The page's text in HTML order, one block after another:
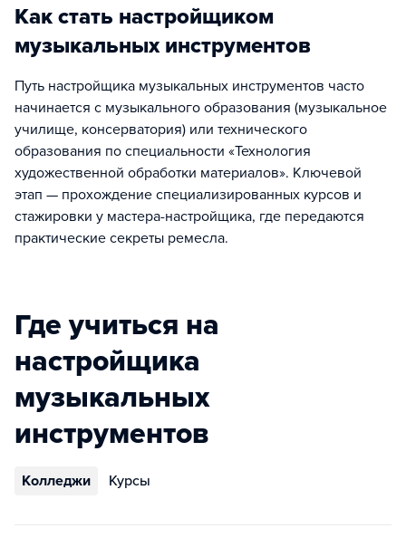
Как стать настройщиком
музыкальных инструментов
Путь настройщика музыкальных инструментов часто
начинается с музыкального образования (музыкальное
училище, консерватория) или технического
образования по специальности «Технология
художественной обработки материалов». Ключевой
этап — прохождение специализированных курсов и
стажировки у мастера-настройщика, где передаются
практические секреты ремесла.
Где учиться на
настройщика
музыкальных
инструментов
Колледжи Курсы